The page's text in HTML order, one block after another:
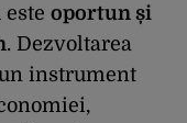
oportun și
. Dezvoltarea
instrument